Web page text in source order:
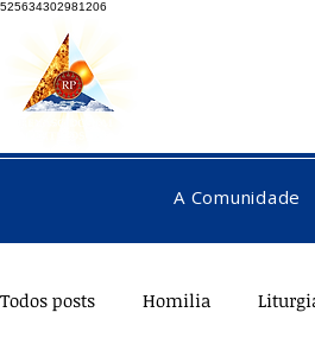
525634302981206
A Comunidade
Todos posts Homilia